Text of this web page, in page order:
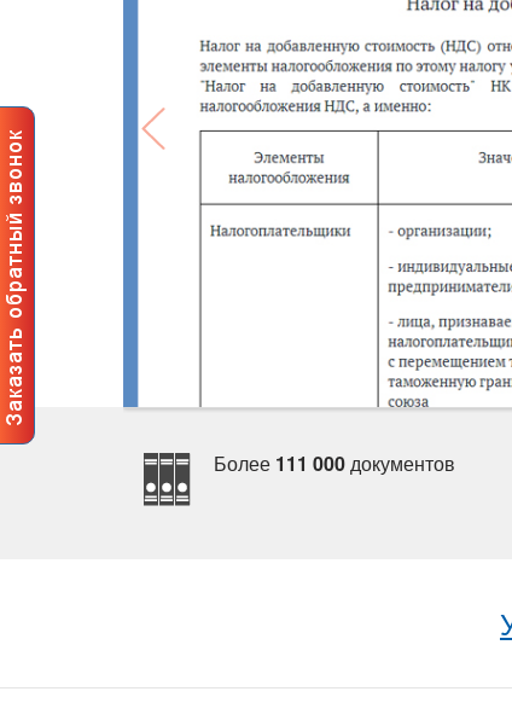
Более 111 000документо